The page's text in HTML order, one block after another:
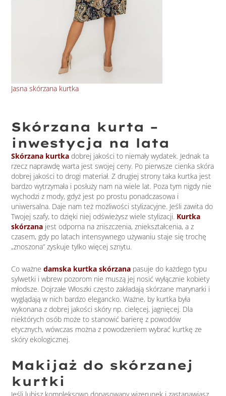
Jasna skórzana kurtka
Skórzana kurta –
inwestycja na lata
Skórzana kurtka dobrej jakości to niemały wydatek. Jednak ta
rzecz naprawdę warta jest swojej ceny. Po pierwsze cienka skóra
dobrej jakości to drogi materiał. Z drugiej strony taka kurtka jest
bardzo wytrzymała i posłuży nam na wiele lat. Poza tym nigdy nie
wychodzi z mody, gdyż jest po prostu ponadczasowa i
uniwersalna. Daje nam też możliwości stylizacyjne. Jeśli zawita do
Twojej szafy, to dzięki niej odświeżysz wiele stylizacji. Kurtka
skórzana jest odporna na zniszczenia, zniekształcenia, a z
czasem, gdy po latach intensywnego używaniu staje się trochę
„znoszona” zyskuje tylko więcej sznytu.
Co ważnedamska kurtka skórzana pasuje do każdego typu
sylwetki i wbrew pozorom nie muszą jej nosić wyłącznie kobiety
młodsze. Dojrzałe Włoszki często zakładają skórzane marynarki i
wyglądają w nich bardzo elegancko. Ważne, by kurtka była
wykonana z dobrej jakości skóry np. cielęcej, jagnięcej. Dla
niektórych osób może to stanowić barierę z powodów
etycznych, wówczas można z powodzeniem wybrać kurtkę ze
skóry ekologicznej.
Makijaż do skórzanej
kurtki